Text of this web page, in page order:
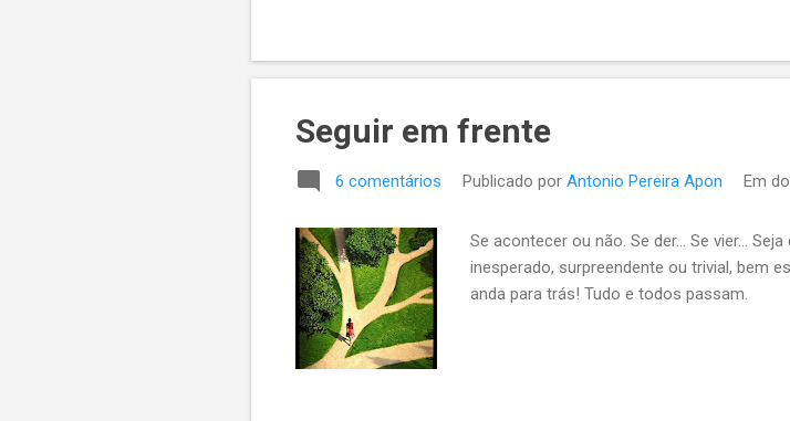
Seguir em frente
6 comentários Publicado por Antonio Pereira Apon Em
Se acontecer ou não. Se der... Se vier...
inesperado, surpreendente ou trivial, bem
anda para trás! Tudo e todos passam.